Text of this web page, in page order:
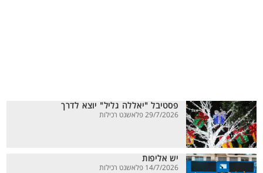
פסטיבל "יאללה גליל" יוצא לדרך
29/7/2026 פלאשנט רכילות
יש אליפות
14/7/2026 פלאשנט רכילות